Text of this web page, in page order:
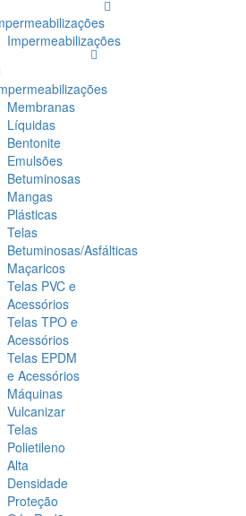
Impermeabilizações
Membranas
Líquidas
Bentonite
Emulsões
Betuminosas
Mangas
Plásticas
Telas
Betuminosas/Asfálticas
Maçaricos
Telas PVC e
Acessórios
Telas TPO e
Acessórios
Telas EPDM
e Acessórios
Máquinas
Vulcanizar
Telas
Polietileno
Alta
Densidade
Proteção